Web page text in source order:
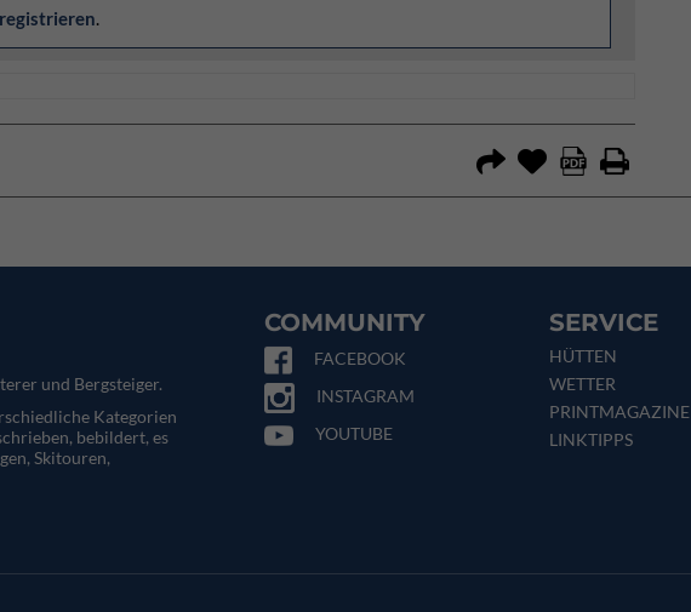
registrieren.
und Bergsteiger.
Kategorien
bebildert, es
Skitouren,
COMMUNITY
FACEBOOK
INSTAGRAM
YOUTUBE
SERVICE
HÜTTEN
WETTER
PRINTMAGAZINE
LINKTIPPS